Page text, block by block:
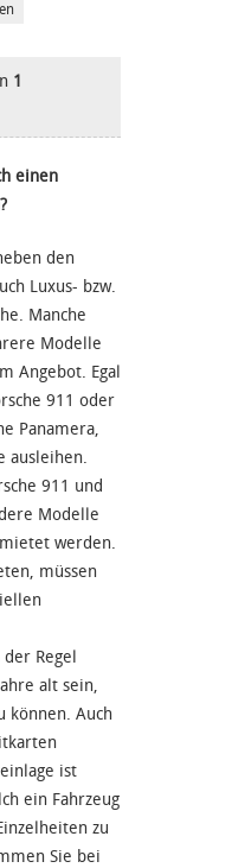
1
einen
den
Luxus- bzw.
Manche
Modelle
Angebot. Egal
911 oder
Panamera,
ausleihen.
911 und
Modelle
werden.
müssen
Regel
alt sein,
können. Auch
ist
ein Fahrzeug
zu
Sie bei